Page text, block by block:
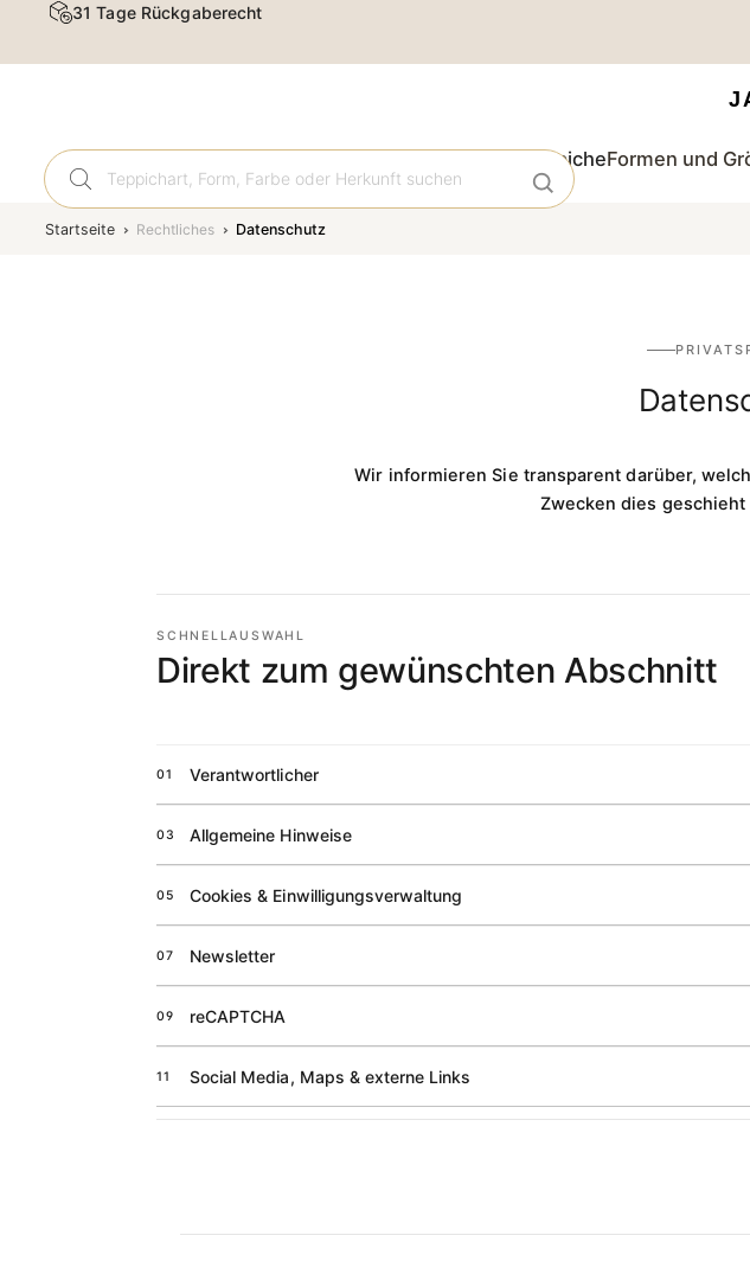
31 Tage Rückgaberecht
OrientteppicheFormen und
Startseite Rechtliches Datenschutz
Wir informieren Sie transparent darüber,
Zwecken dies
SCHNELLAUSWAHL
Direkt zum gewünschten Abschnitt
01 Verantwortlicher
03 Allgemeine Hinweise
05 Cookies & Einwilligungsverwaltung
07 Newsletter
09 reCAPTCHA
11 Social Media, Maps & externe Links